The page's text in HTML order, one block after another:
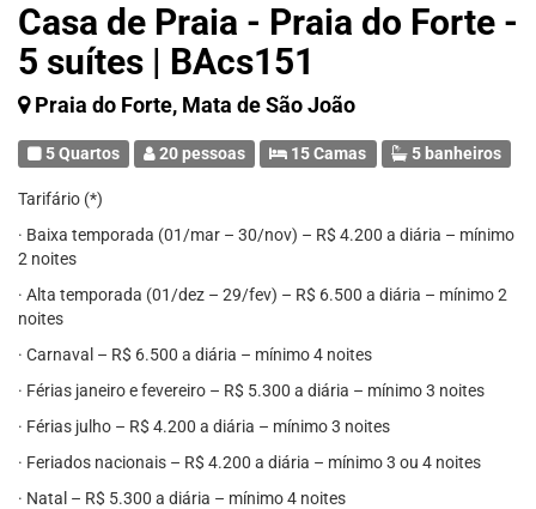
Casa de Praia - Praia do Forte -
5 suítes | BAcs151
Praia do Forte, Mata de São João
5 Quartos 20 pessoas 15 Camas 5 banheiros
Tarifário (*)
· Baixa temporada (01/mar – 30/nov) – R$ 4.200 a diária – mínimo
2 noites
· Alta temporada (01/dez – 29/fev) – R$ 6.500 a diária – mínimo 2
noites
· Carnaval – R$ 6.500 a diária – mínimo 4 noites
· Férias janeiro e fevereiro – R$ 5.300 a diária – mínimo 3 noites
· Férias julho – R$ 4.200 a diária – mínimo 3 noites
· Feriados nacionais – R$ 4.200 a diária – mínimo 3 ou 4 noites
· Natal – R$ 5.300 a diária – mínimo 4 noites